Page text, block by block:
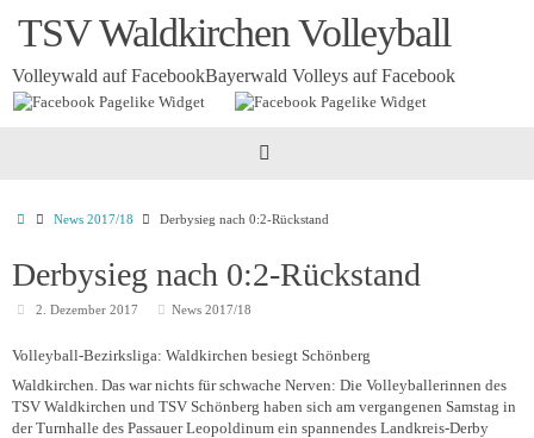
InhaltTSV Waldkirchen Volleyball
Volleywald auf FacebookBayerwald Volleys auf Facebook
Startseite
News 2017/18 Derbysieg nach 0:2-Rückstand
Derbysieg nach 0:2-Rückstand
2. Dezember 2017 News 2017/18
Volleyball-Bezirksliga: Waldkirchen besiegt Schönberg
Waldkirchen. Das war nichts für schwache Nerven: Die Volleyballerinnen des
TSV Waldkirchen und TSV Schönberg haben sich am vergangenen Samstag in
der Turnhalle des Passauer Leopoldinum ein spannendes Landkreis-Derby